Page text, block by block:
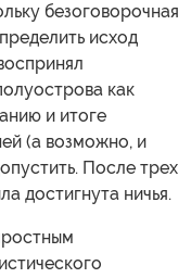
безоговорочная
исход
как
и итоге
(а возможно, и
После трех
достигнута ничья.